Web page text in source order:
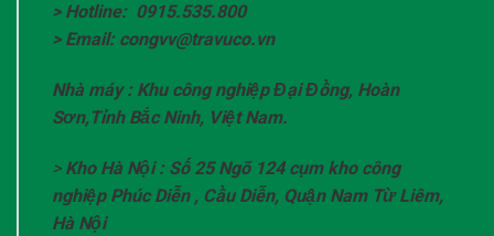
> Hotline: 0915.535.800
> Email: congvv@travuco.vn
Nhà máy : Khu công nghiệp Đại Đồng, Hoàn
Sơn,Tỉnh Bắc Ninh, Việt Nam.
> Kho Hà Nội : Số 25 Ngõ 124 cụm kho công
nghiệp Phúc Diễn , Cầu Diễn, Quận Nam Từ Liêm,
Hà Nội